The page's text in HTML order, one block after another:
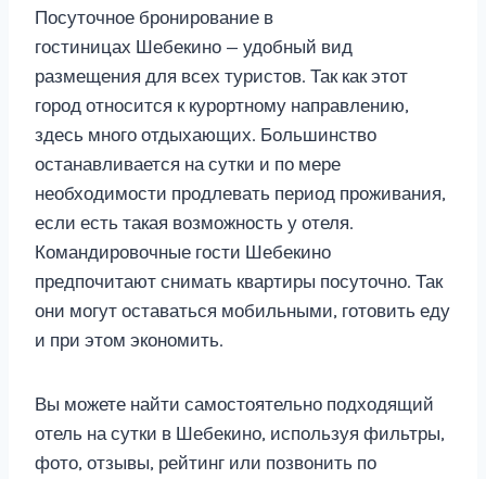
Посуточное бронирование в
гостиницах Шебекино — удобный вид
размещения для всех туристов. Так как этот
город относится к курортному направлению,
здесь много отдыхающих. Большинство
останавливается на сутки и по мере
необходимости продлевать период проживания,
если есть такая возможность у отеля.
Командировочные гости Шебекино
предпочитают снимать квартиры посуточно. Так
они могут оставаться мобильными, готовить еду
и при этом экономить.
Вы можете найти самостоятельно подходящий
отель на сутки в Шебекино, используя фильтры,
фото, отзывы, рейтинг или позвонить по